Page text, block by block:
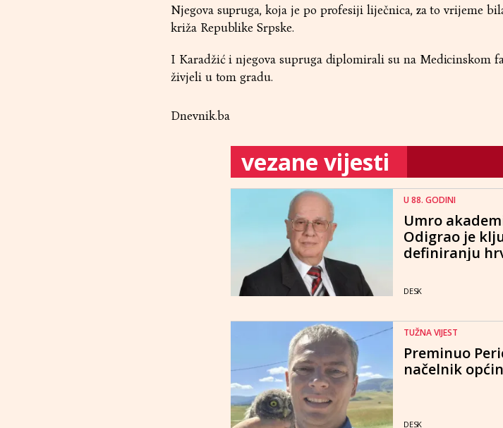
Njegova supruga, koja je po profesiji liječnica, za to vrijeme
križa Republike Srpske.
I Karadžić i njegova supruga diplomirali su na Medicinskom
živjeli u tom gradu.
Dnevnik.ba
vezane vijesti
U 88. GODINI
Umro
Odigrao je
definiranju
DESK
TUŽNA VIJEST
Preminuo
načelnik
DESK